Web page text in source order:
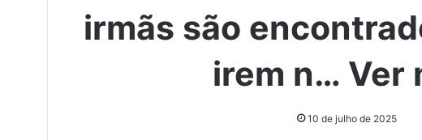
irmãs são
irem n… Ver
10 de julho de 2025